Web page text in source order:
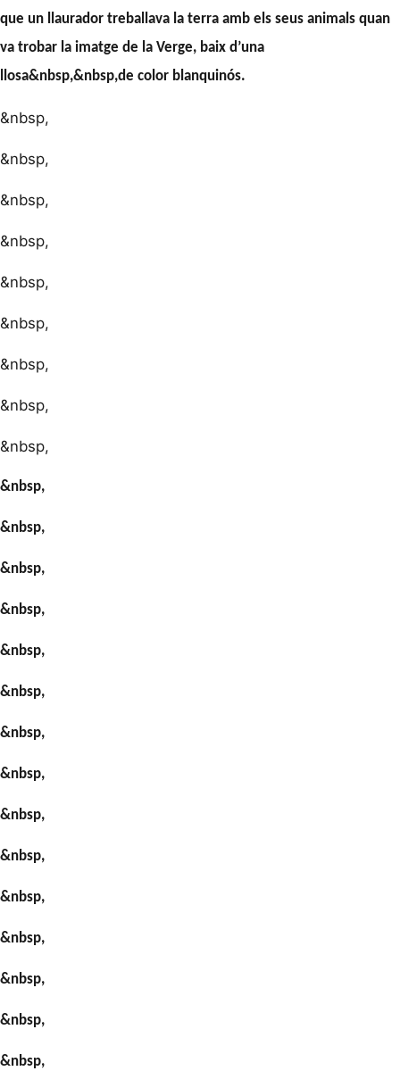
que un llaurador treballava la terra amb els seus animals quan
va trobar la imatge de la Verge, baix d’una
llosa&nbsp,&nbsp,de color blanquinós.
&nbsp,
&nbsp,
&nbsp,
&nbsp,
&nbsp,
&nbsp,
&nbsp,
&nbsp,
&nbsp,
&nbsp,
&nbsp,
&nbsp,
&nbsp,
&nbsp,
&nbsp,
&nbsp,
&nbsp,
&nbsp,
&nbsp,
&nbsp,
&nbsp,
&nbsp,
&nbsp,
&nbsp,